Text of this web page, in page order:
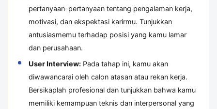
pertanyaan-pertanyaan tentang pengalaman kerja,
motivasi, dan ekspektasi karirmu. Tunjukkan
antusiasmemu terhadap posisi yang kamu lamar
dan perusahaan.
User Interview:Pada tahap ini, kamu akan
diwawancarai oleh calon atasan atau rekan kerja.
Bersikaplah profesional dan tunjukkan bahwa kamu
memiliki kemampuan teknis dan interpersonal yang